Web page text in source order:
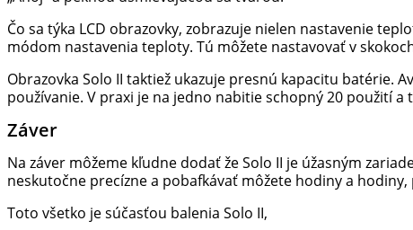
pohodu.
Čo sa týka LCD obrazovky, zobrazuje nielen nastavenie
módom nastavenia teploty. Tú môžete nastavovať v
Obrazovka Solo II taktiež ukazuje presnú kapacitu batérie.
používanie. V praxi je na jedno nabitie schopný 20 použití a
Záver
Na záver môžeme kľudne dodať že Solo II je úžasným
neskutočne precízne a pobafkávať môžete hodiny a
Toto všetko je súčasťou balenia Solo II,